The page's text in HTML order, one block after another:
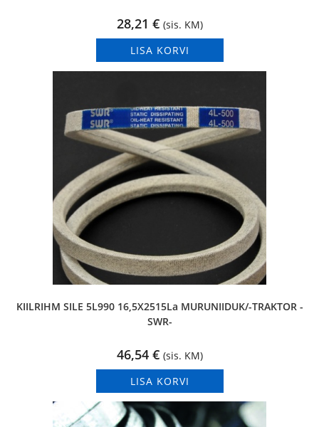
28,21 € (sis. KM)
LISA KORVI
KIILRIHM SILE 5L990 16,5X2515La MURUNIIDUK/-TRAKTOR -
SWR-
46,54 € (sis. KM)
LISA KORVI